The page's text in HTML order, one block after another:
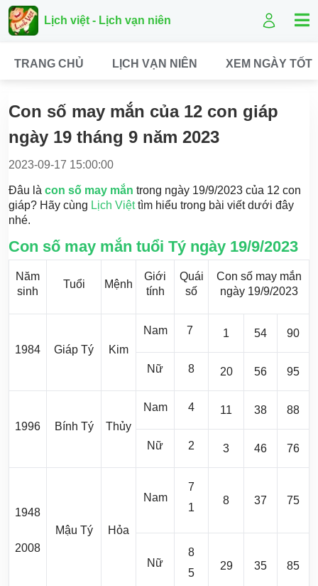
Lịch việt - Lịch vạn niên
TRANG CHỦ LỊCH VẠN NIÊN XEM NGÀY TỐT
Con số may mắn của 12 con giáp
ngày 19 tháng 9 năm 2023
2023-09-17 15:00:00
Đâu là con số may mắn trong ngày 19/9/2023 của 12 con
giáp? Hãy cùng Lịch Việttìm hiểu trong bài viết dưới đây
nhé.
Con số may mắn tuổi Tý ngày 19/9/2023
Năm
sinh
Tuổi Mệnh
Giới
tính
Quái
số
Con số may mắn
ngày 19/9/2023
1984 Giáp Tý Kim
Nam 7 1 54 90
Nữ 8 20 56 95
1996 Bính Tý Thủy
Nam 4 11 38 88
Nữ 2 3 46 76
1948
2008
Mậu Tý Hỏa
Nam
7
1
8 37 75
Nữ
8
5
29 35 85